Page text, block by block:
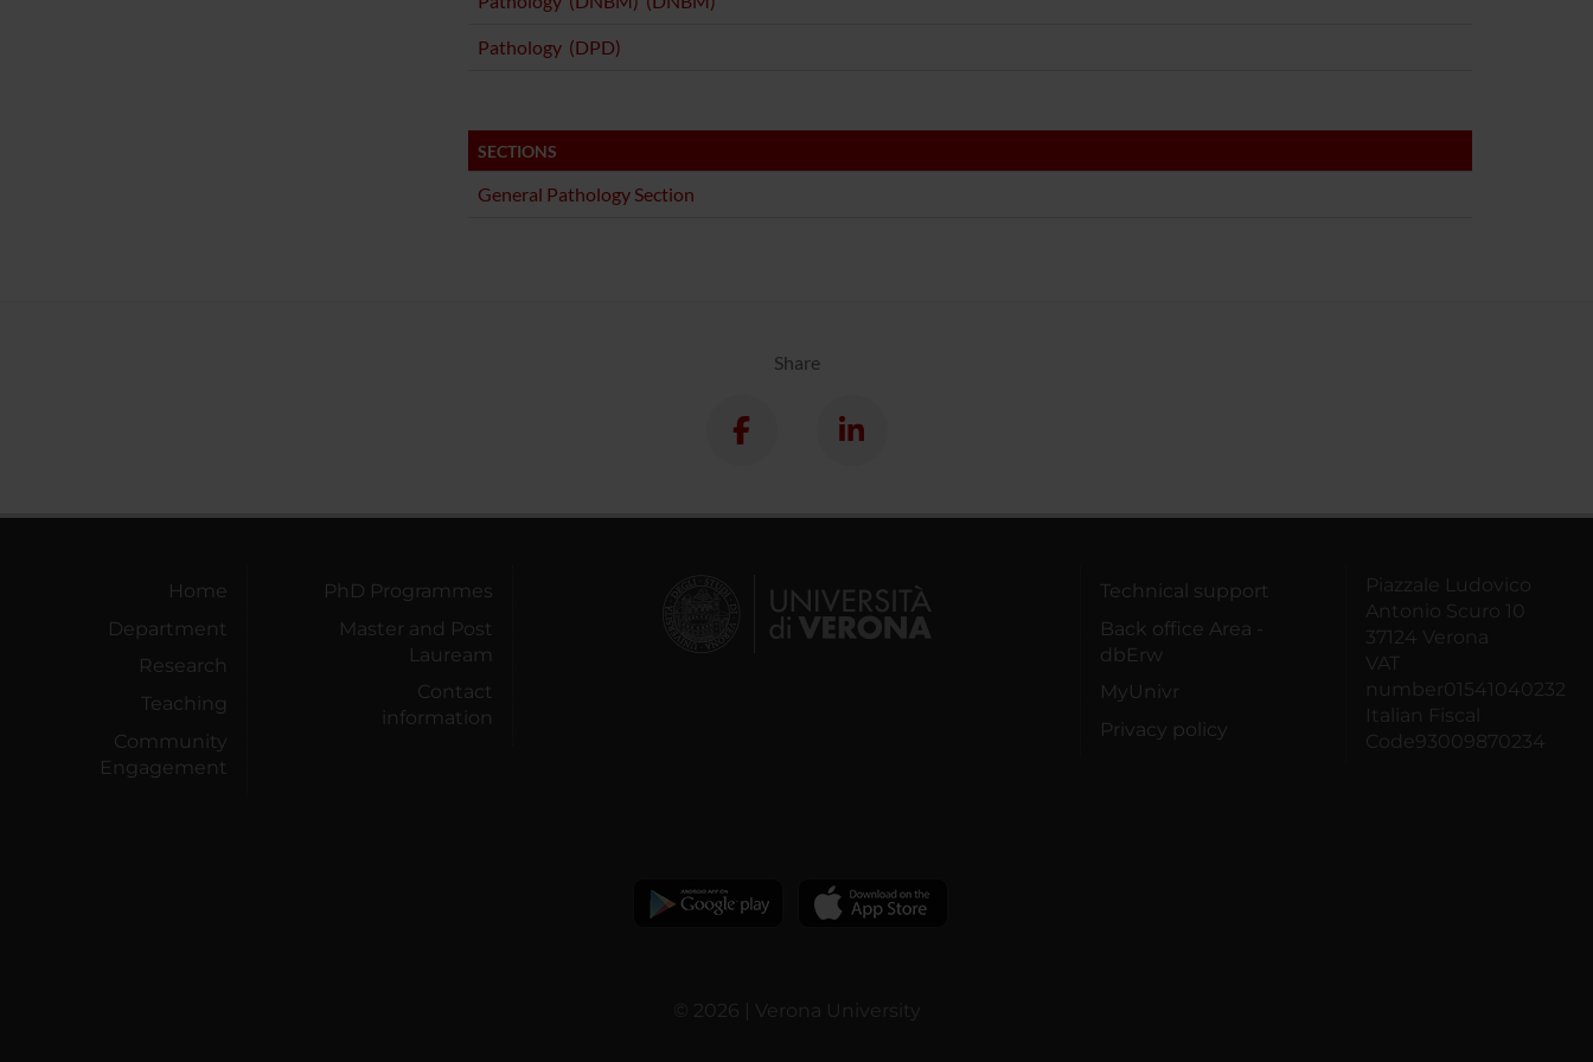
Pathology (DPD)
SECTIONS
General Pathology Section
Share
Home
Department
Research
Teaching
Community
Engagement
PhD Programmes
Master and Post
Lauream
Contact
information
Technical support
Back office Area -
dbErw
MyUnivr
Privacy policy
Piazzale Ludovico
Antonio Scuro 10
37124 Verona
VAT
number01541040232
Italian Fiscal
Code93009870234
© 2026 | Verona University